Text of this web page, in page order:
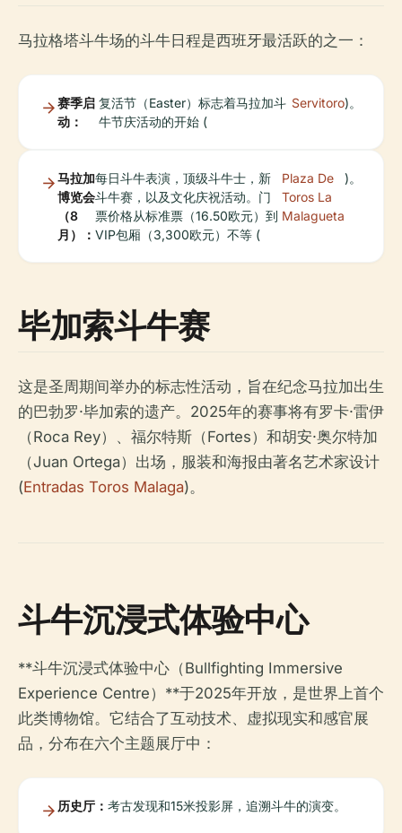
马拉格塔斗牛场的斗牛日程是西班牙最活跃的之一：
赛季启
动：
复活节（Easter）标志着马拉加斗
牛节庆活动的开始 (
Servitoro)。
马拉加
博览会
（8
月）：
每日斗牛表演，顶级斗牛士，新
斗牛赛，以及文化庆祝活动。门
票价格从标准票（16.50欧元）到
VIP包厢（3,300欧元）不等 (
Plaza De
Toros La
Malagueta
)。
毕加索斗牛赛
这是圣周期间举办的标志性活动，旨在纪念马拉加出生
的巴勃罗·毕加索的遗产。2025年的赛事将有罗卡·雷伊
（Roca Rey）、福尔特斯（Fortes）和胡安·奥尔特加
（Juan Ortega）出场，服装和海报由著名艺术家设计
(Entradas Toros Malaga)。
斗牛沉浸式体验中心
**斗牛沉浸式体验中心（Bullfighting Immersive
Experience Centre）**于2025年开放，是世界上首个
此类博物馆。它结合了互动技术、虚拟现实和感官展
品，分布在六个主题展厅中：
历史厅： 考古发现和15米投影屏，追溯斗牛的演变。